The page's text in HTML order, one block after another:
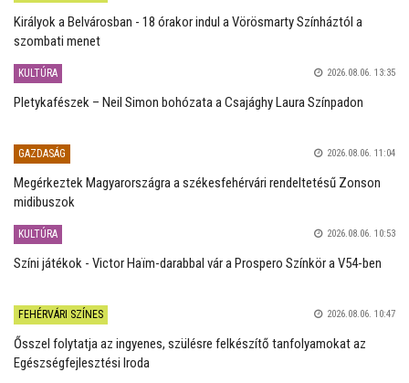
Királyok a Belvárosban - 18 órakor indul a Vörösmarty Színháztól a
szombati menet
KULTÚRA 2026.08.06. 13:35
Pletykafészek – Neil Simon bohózata a Csajághy Laura Színpadon
GAZDASÁG 2026.08.06. 11:04
Megérkeztek Magyarországra a székesfehérvári rendeltetésű Zonson
midibuszok
KULTÚRA 2026.08.06. 10:53
Színi játékok - Victor Haïm-darabbal vár a Prospero Színkör a V54-ben
FEHÉRVÁRI SZÍNES 2026.08.06. 10:47
Ősszel folytatja az ingyenes, szülésre felkészítő tanfolyamokat az
Egészségfejlesztési Iroda